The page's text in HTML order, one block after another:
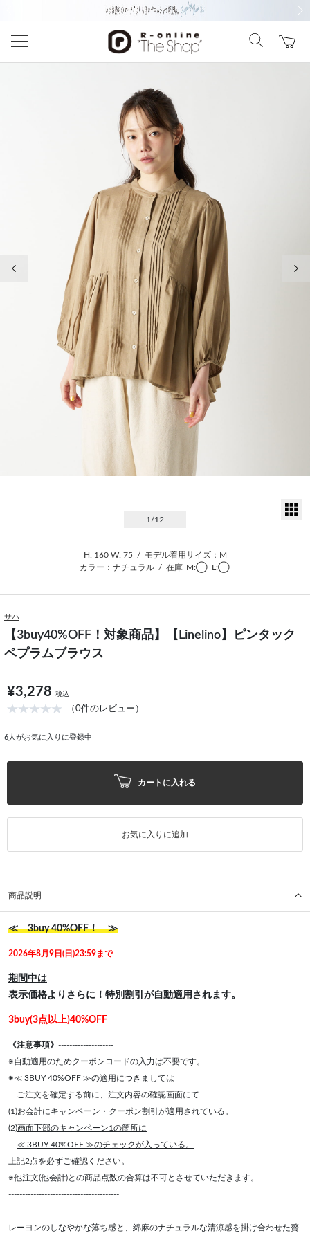
1 /12
H: 160 W: 75 /
モデル着用サイズ：M
カラー：ナチュラル / 在庫 M:◯ L:◯
サハ
【3buy40%OFF！対象商品】【Linelino】ピンタック
ペプラムブラウス
¥3,278 税込
（0件のレビュー）
6 人がお気に入りに登録中
カートに入れる
お気に入りに追加
商品説明
≪ 3buy 40%OFF！ ≫
2026年8月9日(日)23:59まで
期間中は
表示価格よりさらに！特別割引が自動適用されます。
3buy(3点以上)40%OFF
《注意事項》 --------------------
※自動適用のためクーポンコードの入力は不要です。
※≪ 3BUY 40%OFF ≫の適用につきましては
ご注文を確定する前に、注文内容の確認画面にて
(1)お会計にキャンペーン・クーポン割引が適用されている。
(2)画面下部のキャンペーン1の箇所に
≪ 3BUY 40%OFF ≫のチェックが入っている。
上記2点を必ずご確認ください。
※他注文(他会計)との商品点数の合算は不可とさせていただきます。
----------------------------------------
レーヨンのしなやかな落ち感と、綿麻のナチュラルな清涼感を掛け合わせた贅